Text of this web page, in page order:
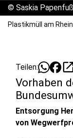
© Saskia
Plastikmüll am
Teilen:
Vorhaben
Entsorgung
von